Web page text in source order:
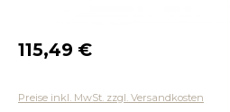
Regulärer Preis:
115,49 €
Preise inkl. MwSt. zzgl. Versandkosten